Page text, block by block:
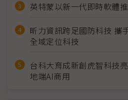
英特蒙以新一代即時軟體
昕力資訊跨足國防科技 攜
全域定位科技
台科大育成新創虎智科技
地端AI商用